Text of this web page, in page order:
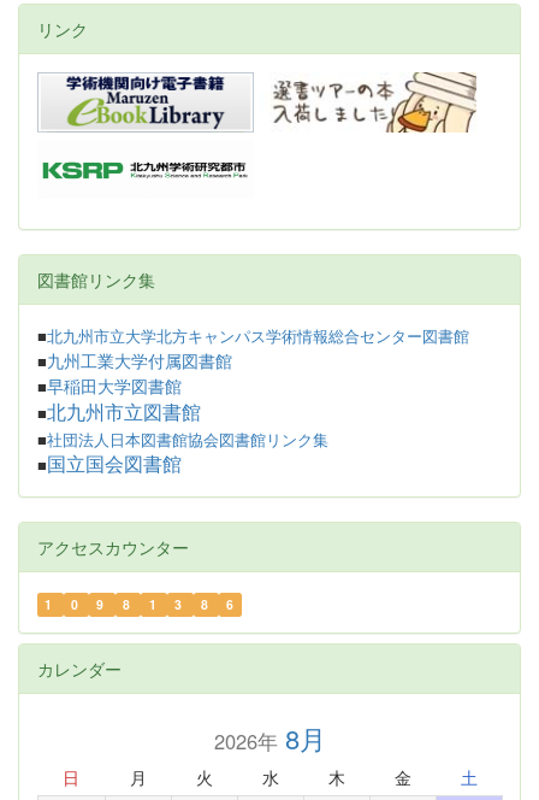
リンク
図書館リンク集
■北九州市立大学北方キャンパス学術情報総合センター図書館
■九州工業大学付属図書館
■早稲田大学図書館
■北九州市立図書館
■社団法人日本図書館協会図書館リンク集
■ 国立国会図書館
アクセスカウンター
1 0 9 8 1 3 8 6
カレンダー
2026年8月
日 月 火 水 木 金 土